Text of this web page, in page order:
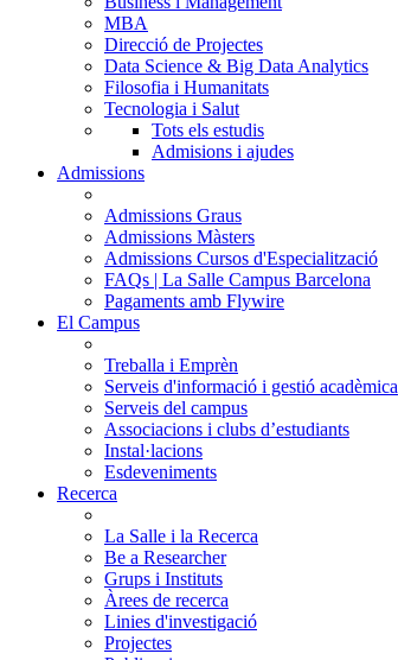
MBA
Direcció de Projectes
Data Science & Big Data Analytics
Filosofia i Humanitats
Tecnologia i Salut
Tots els estudis
Admisions i ajudes
Admissions
Admissions Graus
Admissions Màsters
Admissions Cursos d'Especialització
FAQs | La Salle Campus Barcelona
Pagaments amb Flywire
El Campus
Treballa i Emprèn
Serveis d'informació i gestió acadèmica
Serveis del campus
Associacions i clubs d’estudiants
Instal·lacions
Esdeveniments
Recerca
La Salle i la Recerca
Be a Researcher
Grups i Instituts
Àrees de recerca
Linies d'investigació
Projectes